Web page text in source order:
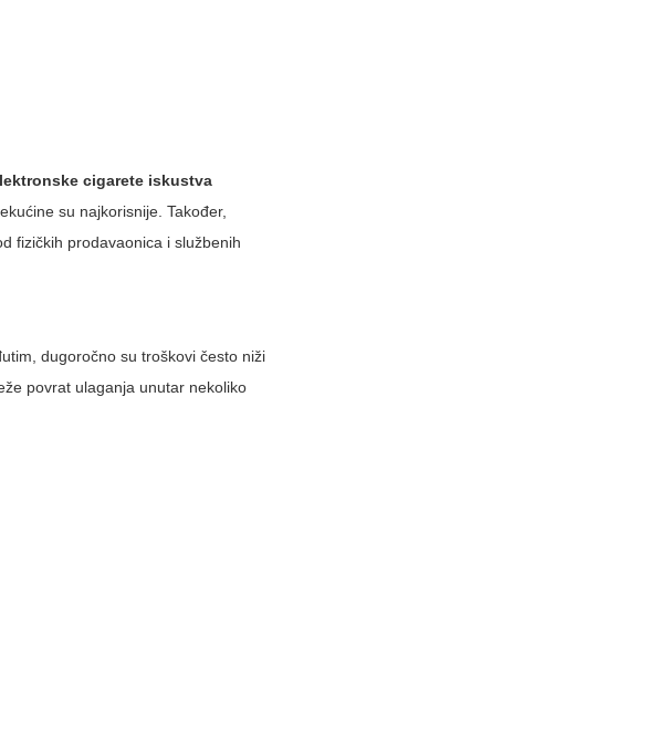
cigarete iskustva
su najkorisnije. Također,
fizičkih prodavaonica i službenih
dugoročno su troškovi često niži
povrat ulaganja unutar nekoliko